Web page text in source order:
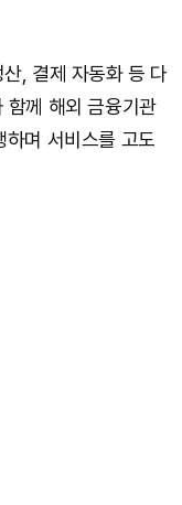
, 결제 자동화 등 다
함께 해외 금융기관
며 서비스를 고도